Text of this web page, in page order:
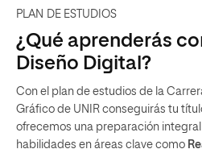
PLAN DE ESTUDIOS
¿Qué aprenderás
Diseño Digital?
Con el plan de estudios de la
Gráfico de UNIR conseguirás tu
ofrecemos una preparación
habilidades en áreas clave como